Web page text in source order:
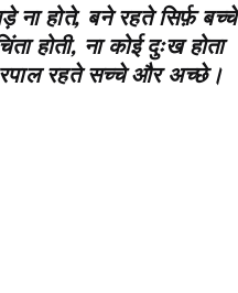
ना होते, बने रहते सिर्फ़ बच्चे
होती, ना कोई दुःख होता
रहते सच्चे और अच्छे।